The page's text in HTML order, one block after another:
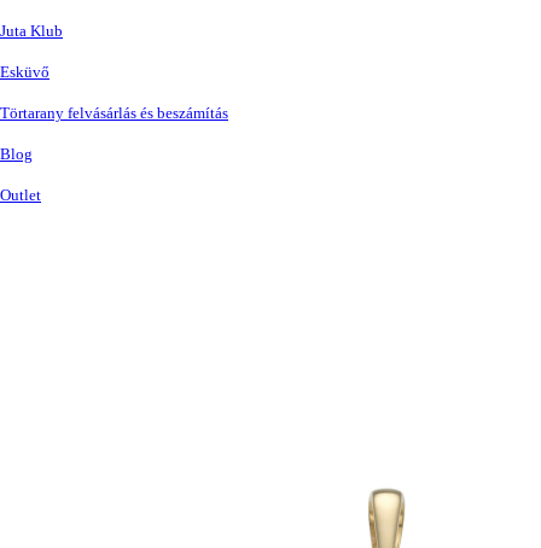
Juta Klub
Esküvő
Törtarany felvásárlás és beszámítás
Blog
Outlet